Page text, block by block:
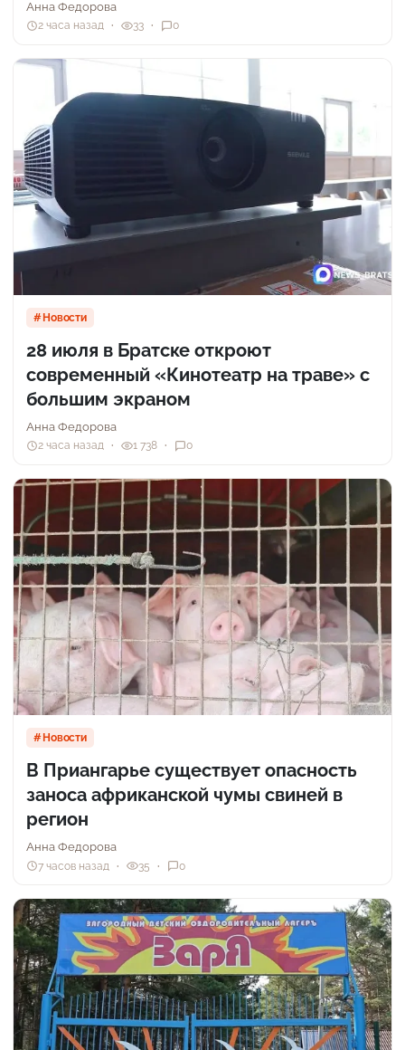
Анна Федорова
2 часа назад 33 0
Новости
28 июля в Братске откроют
современный «Кинотеатр на траве» с
большим экраном
Анна Федорова
2 часа назад 1 738 0
Новости
В Приангарье существует опасность
заноса африканской чумы свиней в
регион
Анна Федорова
7 часов назад 35 0